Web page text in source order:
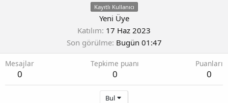
Kayıtlı Kullanıcı
Yeni Üye
Katılım 17 Haz 2023
Son görülme Bugün 01:47
Mesajlar
0
Tepkime puanı
0
Puanları
0
Bul